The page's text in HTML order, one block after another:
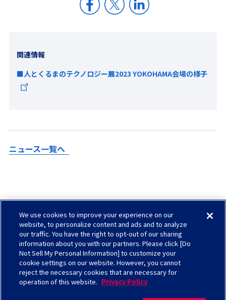
関連情報
■人とくるまのテクノロジー展2023 YOKOHAMA会場の様子
ニュース一覧へ
Check in AGC
サイトマップ
ソーシャルメディアについて
お問い合わせ
サイトのご利用について
We use cookies to improve your experience on our
website, to personalize content and ads and to analyze
our traffic. You have the right to opt-out of our sharing
information about you with our partners. Please click [Do
Not Sell My Personal Information] to customize your
cookie settings on our website. However, you cannot
reject the necessary cookies that are necessary for
operation of this website. Privacy Policy